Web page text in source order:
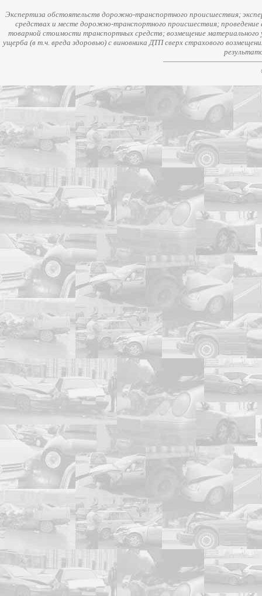
Экспертиза обстоятельств дорожно-транспортного происшествия;
средствах и месте дорожно-транспортного происшествия;
товарной стоимости транспортных средств; возмещение
ущерба (в т.ч. вреда здоровью) с виновника ДТП сверх страхового